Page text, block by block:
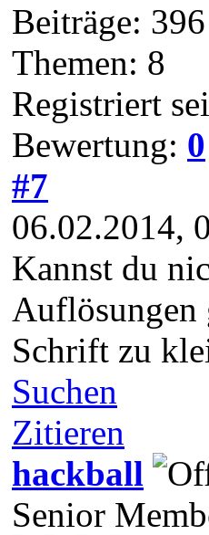
Beiträge: 396
Themen: 8
Registriert
Bewertung: 0
#7
06.02.2014,
Kannst du
Auflösungen
Schrift zu
Suchen
Zitieren
hackball
Senior